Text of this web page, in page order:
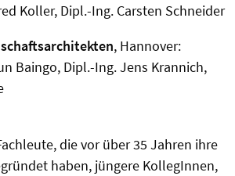
Koller, Dipl.-Ing. Carsten Schneider
, Hannover:
Baingo, Dipl.-Ing. Jens Krannich,
die vor über 35 Jahren ihre
haben, jüngere KollegInnen,